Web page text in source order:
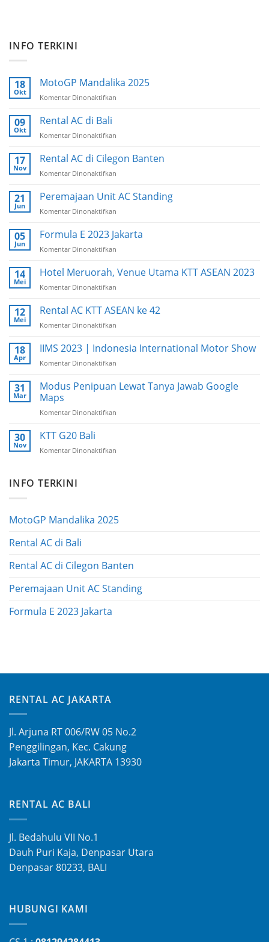
INFO TERKINI
18
Okt
MotoGP Mandalika 2025
Komentar Dinonaktifkan
09
Okt
Rental AC di Bali
Komentar Dinonaktifkan
AC
di
17
Nov
Rental AC di Cilegon Banten
Komentar Dinonaktifkan
AC
21
Jun
Peremajaan Unit AC Standing
Komentar Dinonaktifkan
Unit
05
Jun
Formula E 2023 Jakarta
Komentar Dinonaktifkan
E
14
Mei
Hotel Meruorah, Venue Utama KTT ASEAN 2023
Komentar Dinonaktifkan
Meruorah,
ASEAN
12
Mei
Rental AC KTT ASEAN ke 42
Komentar Dinonaktifkan
AC
42
18
Apr
IIMS 2023 | Indonesia International Motor Show
Komentar Dinonaktifkan
2023
31
Mar
Modus Penipuan Lewat Tanya Jawab Google
Maps
Komentar Dinonaktifkan
30
Nov
KTT G20 Bali
Komentar Dinonaktifkan
INFO TERKINI
MotoGP Mandalika 2025
Rental AC di Bali
Rental AC di Cilegon Banten
Peremajaan Unit AC Standing
Formula E 2023 Jakarta
RENTAL AC JAKARTA
Jl. Arjuna RT 006/RW 05 No.2
Penggilingan, Kec. Cakung
Jakarta Timur, JAKARTA 13930
RENTAL AC BALI
Jl. Bedahulu VII No.1
Dauh Puri Kaja, Denpasar Utara
Denpasar 80233, BALI
HUBUNGI KAMI